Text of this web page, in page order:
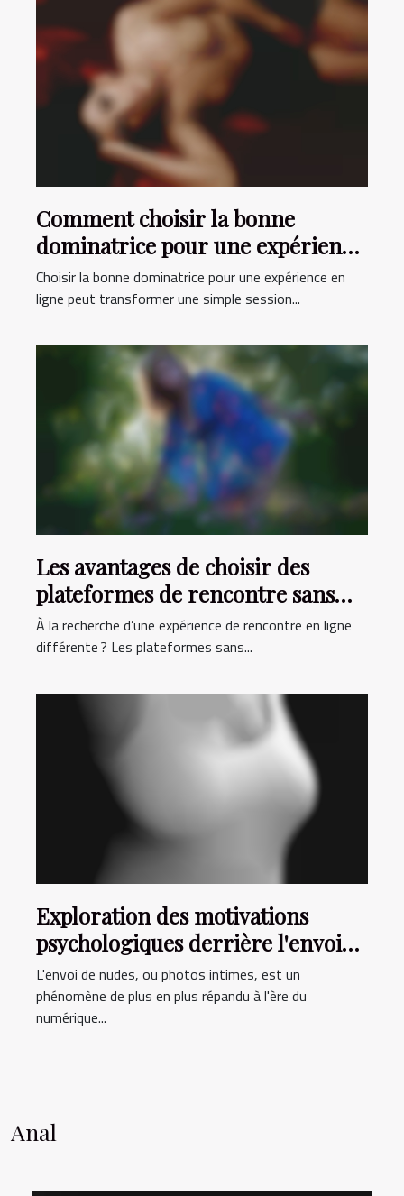
Comment choisir la bonne
dominatrice pour une expérience
en ligne inoubliable ?
Choisir la bonne dominatrice pour une expérience en
ligne peut transformer une simple session...
Les avantages de choisir des
plateformes de rencontre sans
inscription
À la recherche d’une expérience de rencontre en ligne
différente ? Les plateformes sans...
Exploration des motivations
psychologiques derrière l'envoi
de nudes ?
L'envoi de nudes, ou photos intimes, est un
phénomène de plus en plus répandu à l'ère du
numérique...
Anal